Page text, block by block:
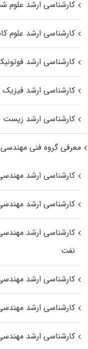
کارشناسی ارشد علوم
کارشناسی ارشد علوم
کارشناسی ارشد
کارشناسی ارشد فیزیک
کارشناسی ارشد
معرفی گروه فنی
کارشناسی ارشد
کارشناسی ارشد
کارشناسی ارشد
نفت
کارشناسی ارشد
کارشناسی ارشد
کارشناسی ارشد